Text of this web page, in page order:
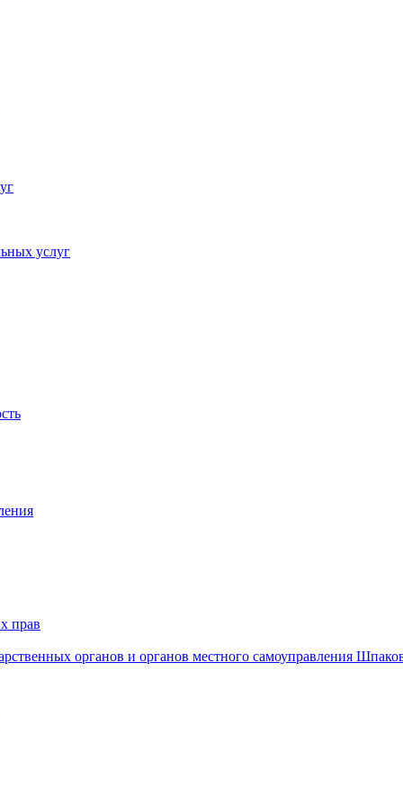
услуг
прав
органов и органов местного самоуправления